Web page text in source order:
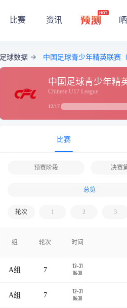
比赛 资讯
足球数据 中国足球青少年精英联赛
中国足球青少年精
Chinese U17 League
12/17
比赛
预赛阶段 决赛
总览
轮次 1 2 3
组 轮次 时间
A组 7
12-31
06:30
A组 7
12-31
06:30